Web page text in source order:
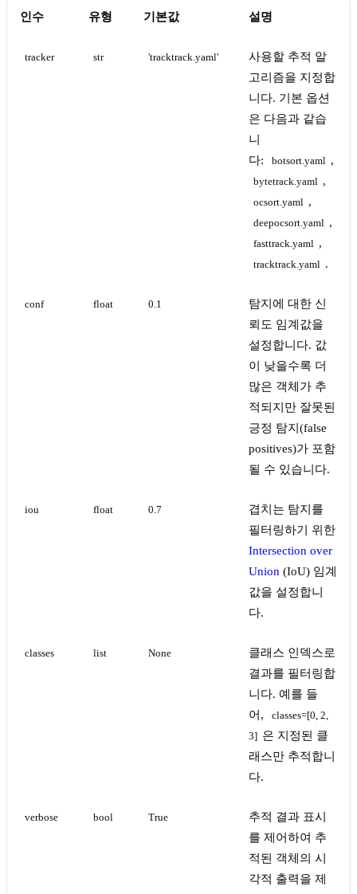
인수 유형 기본값 설명
tracker str 'tracktrack.yaml'
사용할 추적 알
고리즘을 지정합
니다. 기본 옵션
은 다음과 같습
니
다:
botsort.yaml ,
bytetrack.yaml ,
ocsort.yaml ,
deepocsort.yaml ,
fasttrack.yaml ,
tracktrack.yaml .
conf float 0.1
탐지에 대한 신
뢰도 임계값을
설정합니다. 값
이 낮을수록 더
많은 객체가 추
적되지만 잘못된
긍정 탐지(false
positives)가 포함
될 수 있습니다.
iou float 0.7
겹치는 탐지를
필터링하기 위한
Intersection over
Union (IoU) 임계
값을 설정합니
다.
classes list None
클래스 인덱스로
결과를 필터링합
니다. 예를 들
어,
classes=[0, 2,
3] 은 지정된 클
래스만 추적합니
다.
verbose bool True
추적 결과 표시
를 제어하여 추
적된 객체의 시
각적 출력을 제